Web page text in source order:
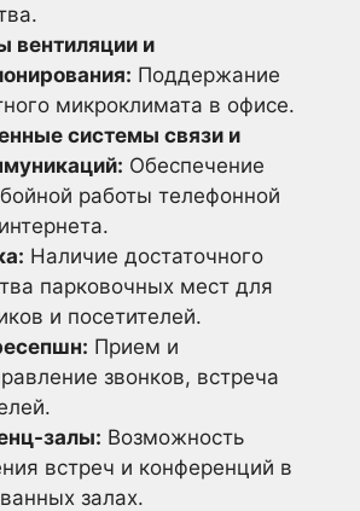
вентиляции и
Поддержание
микроклимата в офисе.
системы связи и
Обеспечение
работы телефонной
Наличие достаточного
парковочных мест для
и посетителей.
Прием и
звонков, встреча
залы: Возможность
встреч и конференций в
залах.